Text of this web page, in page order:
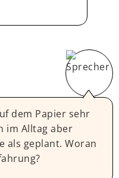
dem Papier sehr
im Alltag aber
als geplant. Woran